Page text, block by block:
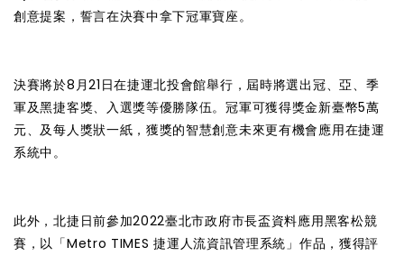
創意提案，誓言在決賽中拿下冠軍寶座。
決賽將於8月21日在捷運北投會館舉行，屆時將選出冠、亞、季
軍及黑捷客獎、入選獎等優勝隊伍。冠軍可獲得獎金新臺幣5萬
元、及每人獎狀一紙，獲獎的智慧創意未來更有機會應用在捷運
系統中。
此外，北捷日前參加2022臺北市政府市長盃資料應用黑客松競
賽，以「Metro TIMES 捷運人流資訊管理系統」作品，獲得評